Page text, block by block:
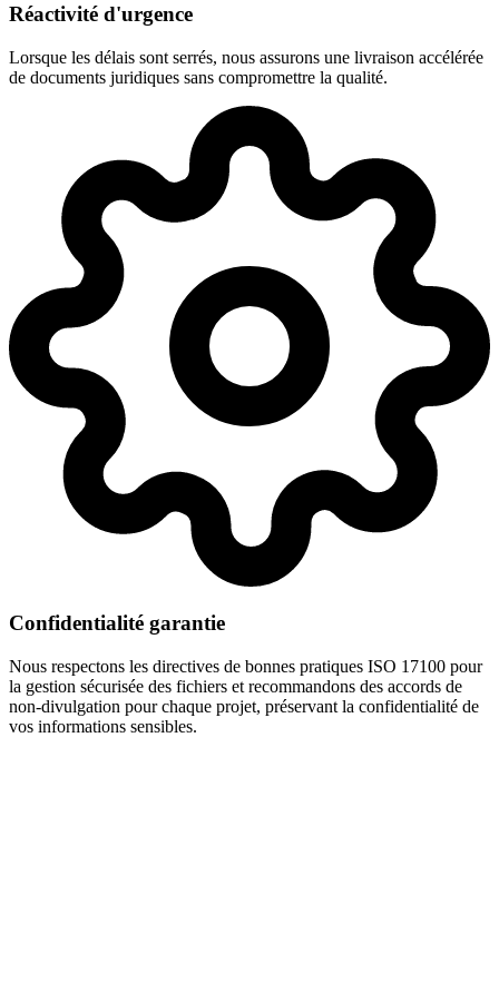
Réactivité d'urgence
Lorsque les délais sont serrés, nous assurons une livraison accélérée
de documents juridiques sans compromettre la qualité.
Confidentialité garantie
Nous respectons les directives de bonnes pratiques ISO 17100 pour
la gestion sécurisée des fichiers et recommandons des accords de
non-divulgation pour chaque projet, préservant la confidentialité de
vos informations sensibles.